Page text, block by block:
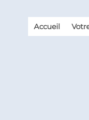
Accueil